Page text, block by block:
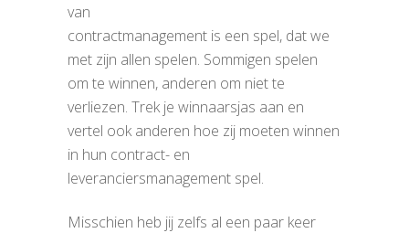
van
contractmanagement is een spel, dat we
met zijn allen spelen. Sommigen spelen
om te winnen, anderen om niet te
verliezen. Trek je winnaarsjas aan en
vertel ook anderen hoe zij moeten winnen
in hun contract- en
leveranciersmanagement spel.
Misschien heb jij zelfs al een paar keer